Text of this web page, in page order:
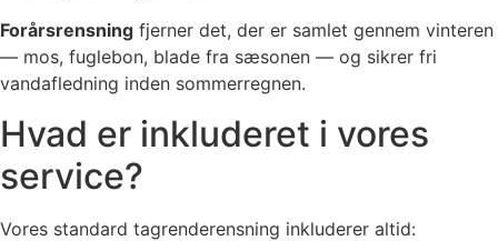
Forårsrensning fjerner det, der er samlet gennem vinteren
— mos, fuglebon, blade fra sæsonen — og sikrer fri
vandafledning inden sommerregnen.
Hvad er inkluderet i vores
service?
Vores standard tagrenderensning inkluderer altid: